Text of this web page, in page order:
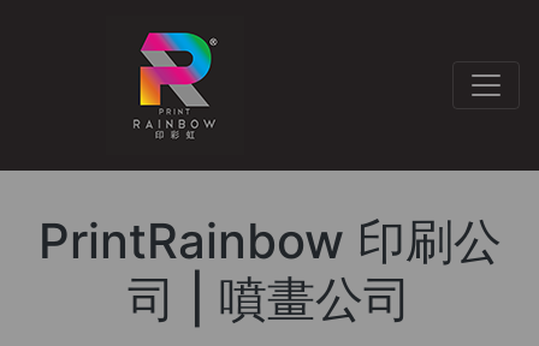
PrintRainbow 印刷公
司 | 噴畫公司